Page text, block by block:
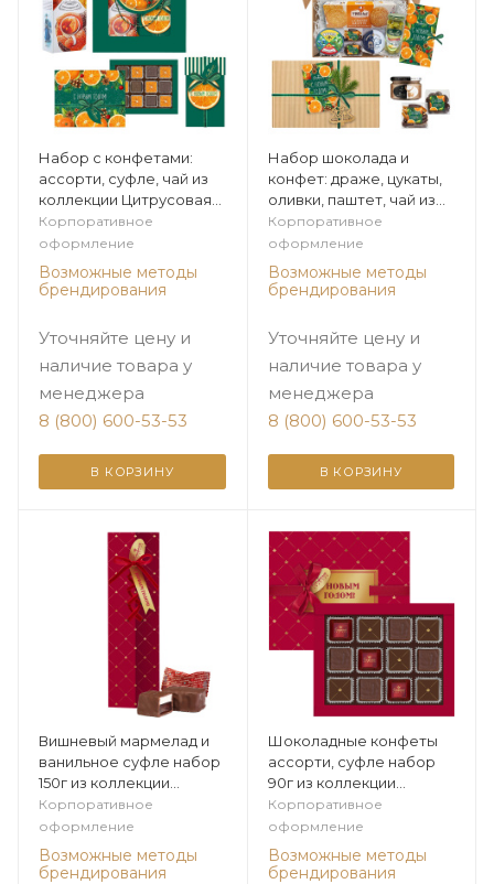
Набор с конфетами:
ассорти, суфле, чай из
коллекции Цитрусовая
зима
Корпоративное
оформление
Возможные методы
брендирования
Уточняйте цену и
наличие товара у
менеджера
8 (800) 600-53-53
В КОРЗИНУ
Набор шоколада и
конфет: драже, цукаты,
оливки, паштет, чай из
коллекции Цитрусовая
зима
Корпоративное
оформление
Возможные методы
брендирования
Уточняйте цену и
наличие товара у
менеджера
8 (800) 600-53-53
В КОРЗИНУ
Вишневый мармелад и
ванильное суфле набор
150г из коллекции
Царственная зима
Корпоративное
оформление
Возможные методы
брендирования
Шоколадные конфеты
ассорти, суфле набор
90г из коллекции
Царственная зима
Корпоративное
оформление
Возможные методы
брендирования